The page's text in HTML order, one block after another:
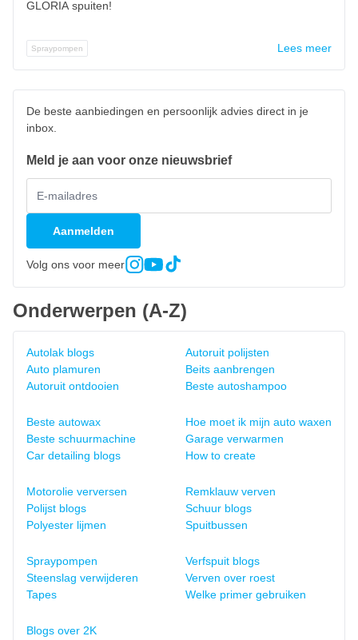
GLORIA spuiten!
Spraypompen Lees meer
De beste aanbiedingen en persoonlijk advies direct in je
inbox.
Meld je aan voor onze nieuwsbrief
Aanmelden
Volg ons voor meer
Onderwerpen (A-Z)
Autolak blogs
Auto plamuren
Autoruit ontdooien
Autoruit polijsten
Beits aanbrengen
Beste autoshampoo
Beste autowax
Beste schuurmachine
Car detailing blogs
Hoe moet ik mijn auto waxen
Garage verwarmen
How to create
Motorolie verversen
Polijst blogs
Polyester lijmen
Remklauw verven
Schuur blogs
Spuitbussen
Spraypompen
Steenslag verwijderen
Tapes
Verfspuit blogs
Verven over roest
Welke primer gebruiken
Blogs over 2K